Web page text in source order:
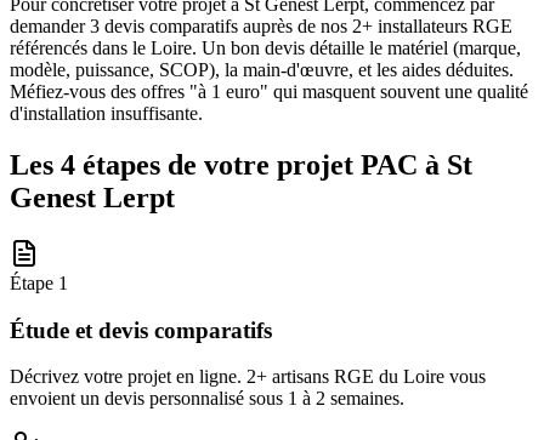
Pour concrétiser votre projet à St Genest Lerpt, commencez par
demander 3 devis comparatifs auprès de nos 2+ installateurs RGE
référencés dans le Loire. Un bon devis détaille le matériel (marque,
modèle, puissance, SCOP), la main-d'œuvre, et les aides déduites.
Méfiez-vous des offres "à 1 euro" qui masquent souvent une qualité
d'installation insuffisante.
Les 4 étapes de votre projet PAC à St
Genest Lerpt
Étape 1
Étude et devis comparatifs
Décrivez votre projet en ligne. 2+ artisans RGE du Loire vous
envoient un devis personnalisé sous 1 à 2 semaines.